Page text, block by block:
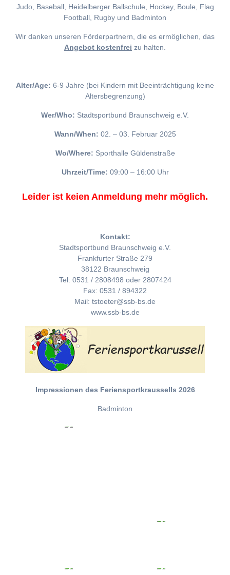
Judo, Baseball, Heidelberger Ballschule, Hockey, Boule, Flag
Football, Rugby und Badminton
Wir danken unseren Förderpartnern, die es ermöglichen, das
Angebot kostenfrei zu halten.
Alter/Age: 6-9 Jahre (bei Kindern mit Beeinträchtigung keine
Altersbegrenzung)
Wer/Who: Stadtsportbund Braunschweig e.V.
Wann/When: 02. – 03. Februar 2025
Wo/Where: Sporthalle Güldenstraße
Uhrzeit/Time: 09:00 – 16:00 Uhr
Leider ist keien Anmeldung mehr möglich.
Kontakt:
Stadtsportbund Braunschweig e.V.
Frankfurter Straße 279
38122 Braunschweig
Tel: 0531 / 2808498 oder 2807424
Fax: 0531 / 894322
Mail: tstoeter@ssb-bs.de
www.ssb-bs.de
Impressionen des Feriensportkraussells 2026
Badminton